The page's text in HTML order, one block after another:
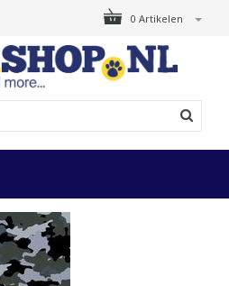
0 Artikelen